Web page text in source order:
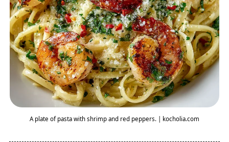
A plate of pasta with shrimp and red peppers. | kocholia.com